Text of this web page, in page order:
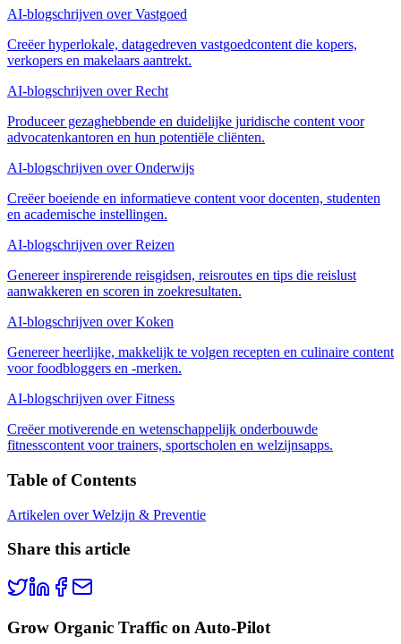
AI-blogschrijven over Vastgoed
Creëer hyperlokale, datagedreven vastgoedcontent die kopers,
verkopers en makelaars aantrekt.
AI-blogschrijven over Recht
Produceer gezaghebbende en duidelijke juridische content voor
advocatenkantoren en hun potentiële cliënten.
AI-blogschrijven over Onderwijs
Creëer boeiende en informatieve content voor docenten, studenten
en academische instellingen.
AI-blogschrijven over Reizen
Genereer inspirerende reisgidsen, reisroutes en tips die reislust
aanwakkeren en scoren in zoekresultaten.
AI-blogschrijven over Koken
Genereer heerlijke, makkelijk te volgen recepten en culinaire content
voor foodbloggers en -merken.
AI-blogschrijven over Fitness
Creëer motiverende en wetenschappelijk onderbouwde
fitnesscontent voor trainers, sportscholen en welzijnsapps.
Table of Contents
Artikelen over Welzijn & Preventie
Share this article
Grow Organic Traffic on Auto-Pilot